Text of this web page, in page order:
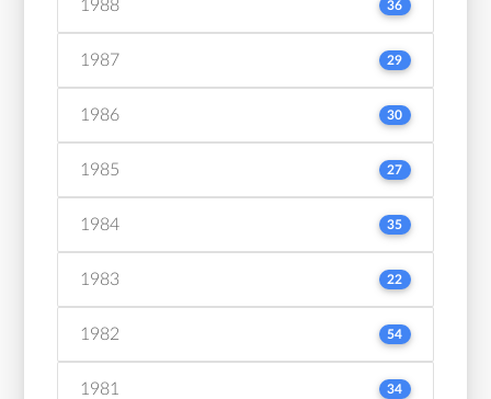
1988 36
1987 29
1986 30
1985 27
1984 35
1983 22
1982 54
1981 34